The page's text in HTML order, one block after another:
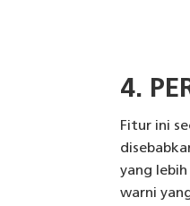
4.
Fitur ini
yang
warni